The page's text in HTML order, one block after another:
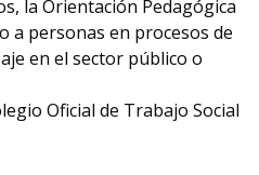
la Orientación Pedagógica
a personas en procesos de
en el sector público o
Oficial de Trabajo Social